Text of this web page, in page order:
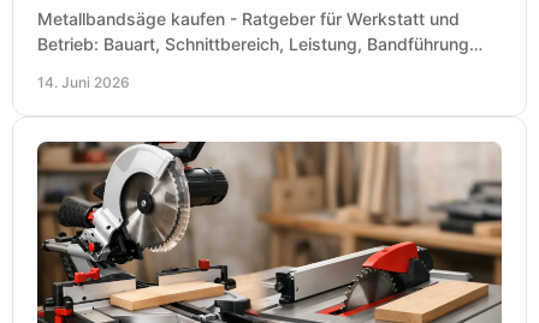
Metallbandsäge kaufen - Ratgeber für Werkstatt und
Betrieb: Bauart, Schnittbereich, Leistung, Bandführung
14. Juni 2026